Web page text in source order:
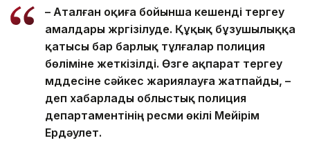
– Аталған оқиға бойынша кешенді тергеу
амалдары жүргізілуде. Құқық бұзушылыққа
қатысы бар барлық тұлғалар полиция
бөліміне жеткізілді. Өзге ақпарат тергеу
мүддесіне сәйкес жариялауға жатпайды, –
деп хабарлады облыстық полиция
департаментінің ресми өкілі Мейірім
Ердәулет.